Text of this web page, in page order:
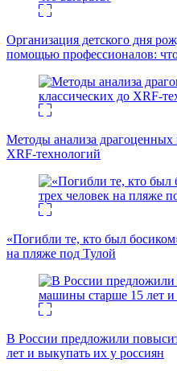
Организация детского дня
помощью профессионалов:
Методы анализа драгоценных
XRF-технологий
«Погибли те, кто был
на пляже под Тулой
В России предложили
лет и выкупать их у россиян